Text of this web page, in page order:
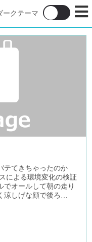
テてきちゃったのか
による環境変化の検証
でオールして朝の走り
涼しげな顔で後ろ…